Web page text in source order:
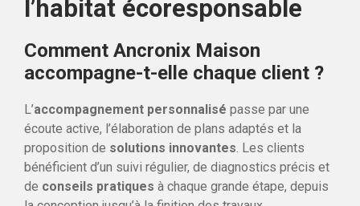
l’habitat écoresponsable
Comment Ancronix Maison
accompagne-t-elle chaque client ?
L’accompagnement personnalisé passe par une
écoute active, l’élaboration de plans adaptés et la
proposition de solutions innovantes. Les clients
bénéficient d’un suivi régulier, de diagnostics précis et
de conseils pratiques à chaque grande étape, depuis